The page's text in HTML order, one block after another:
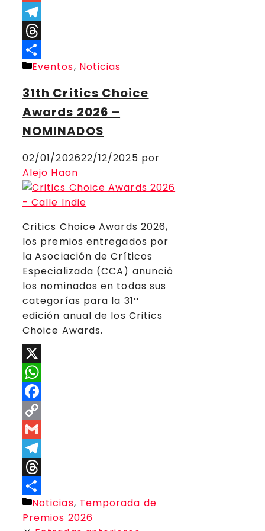
Link
Gmail
Telegram
Threads
Compartir
Categorías
Eventos, Noticias
31th Critics Choice
Awards 2026 –
NOMINADOS
02/01/202622/12/2025 por
Alejo Haon
Critics Choice Awards 2026,
los premios entregados por
la Asociación de Críticos
Especializada (CCA) anunció
los nominados en todas sus
categorías para la 31ª
edición anual de los Critics
Choice Awards.
X
WhatsApp
Facebook
Copy
Link
Gmail
Telegram
Threads
Compartir
Categorías
Noticias, Temporada de
Premios 2026